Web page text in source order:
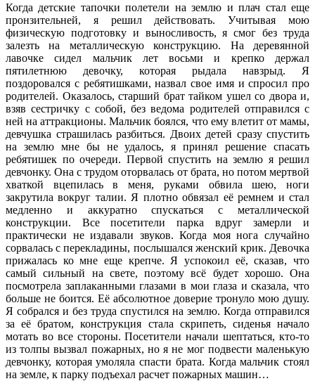
Когда детские тапочки полетели на землю и плач стал еще
пронзительней, я решил действовать. Учитывая мою
физическую подготовку и выносливость, я смог без труда
залезть на металлическую конструкцию. На деревянной
лавочке сидел мальчик лет восьми и крепко держал
пятилетнюю девочку, которая рыдала навзрыд. Я
поздоровался с ребятишками, назвал свое имя и спросил про
родителей. Оказалось, старший брат тайком ушел со двора и,
взяв сестричку с собой, без ведома родителей отправился с
ней на аттракционы. Мальчик боялся, что ему влетит от мамы,
девчушка страшилась разбиться. Двоих детей сразу спустить
на землю мне бы не удалось, я принял решение спасать
ребятишек по очереди. Первой спустить на землю я решил
девчонку. Она с трудом оторвалась от брата, но потом мертвой
хваткой вцепилась в меня, руками обвила шею, ноги
закрутила вокруг талии. Я плотно обвязал её ремнем и стал
медленно и аккуратно спускаться с металлической
конструкции. Все посетители парка вдруг замерли и
практически не издавали звуков. Когда моя нога случайно
сорвалась с перекладины, послышался женский крик. Девочка
прижалась ко мне еще крепче. Я успокоил её, сказав, что
самый сильный на свете, поэтому всё будет хорошо. Она
посмотрела заплаканными глазами в мои глаза и сказала, что
больше не боится. Её абсолютное доверие тронуло мою душу.
Я собрался и без труда спустился на землю. Когда отправился
за её братом, конструкция стала скрипеть, сиденья начало
мотать во все стороны. Посетители начали шептаться, кто-то
из толпы вызвал пожарных, но я не мог подвести маленькую
девчонку, которая умоляла спасти брата. Когда мальчик стоял
на земле, к парку подъехал расчет пожарных машин…